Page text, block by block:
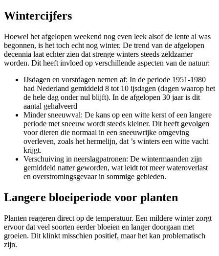
Wintercijfers
Hoewel het afgelopen weekend nog even leek alsof de lente al was
begonnen, is het toch echt nog winter. De trend van de afgelopen
decennia laat echter zien dat strenge winters steeds zeldzamer
worden. Dit heeft invloed op verschillende aspecten van de natuur:
IJsdagen en vorstdagen nemen af: In de periode 1951-1980
had Nederland gemiddeld 8 tot 10 ijsdagen (dagen waarop het
de hele dag onder nul blijft). In de afgelopen 30 jaar is dit
aantal gehalveerd
Minder sneeuwval: De kans op een witte kerst of een langere
periode met sneeuw wordt steeds kleiner. Dit heeft gevolgen
voor dieren die normaal in een sneeuwrijke omgeving
overleven, zoals het hermelijn, dat ’s winters een witte vacht
krijgt.
Verschuiving in neerslagpatronen: De wintermaanden zijn
gemiddeld natter geworden, wat leidt tot meer wateroverlast
en overstromingsgevaar in sommige gebieden.
Langere bloeiperiode voor planten
Planten reageren direct op de temperatuur. Een mildere winter zorgt
ervoor dat veel soorten eerder bloeien en langer doorgaan met
groeien. Dit klinkt misschien positief, maar het kan problematisch
zijn.